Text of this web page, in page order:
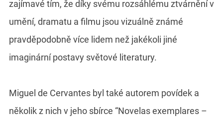
zajímavé tím, že díky svému rozsáhlému ztvárnění v
umění, dramatu a filmu jsou vizuálně známé
pravděpodobně více lidem než jakékoli jiné
imaginární postavy světové literatury.
Miguel de Cervantes byl také autorem povídek a
několik z nich v jeho sbírce “Novelas exemplares –